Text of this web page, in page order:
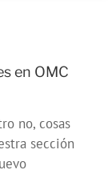
en OMC
no, cosas
sección